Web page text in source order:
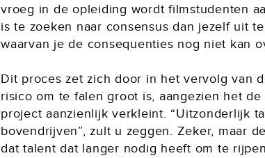
vroeg in de opleiding wordt filmstudenten
is te zoeken naar consensus dan jezelf uit
waarvan je de consequenties nog niet kan
Dit proces zet zich door in het vervolg van
risico om te falen groot is, aangezien het
project aanzienlijk verkleint. “Uitzonderlijk
bovendrijven”, zult u zeggen. Zeker, maar
dat talent dat langer nodig heeft om te